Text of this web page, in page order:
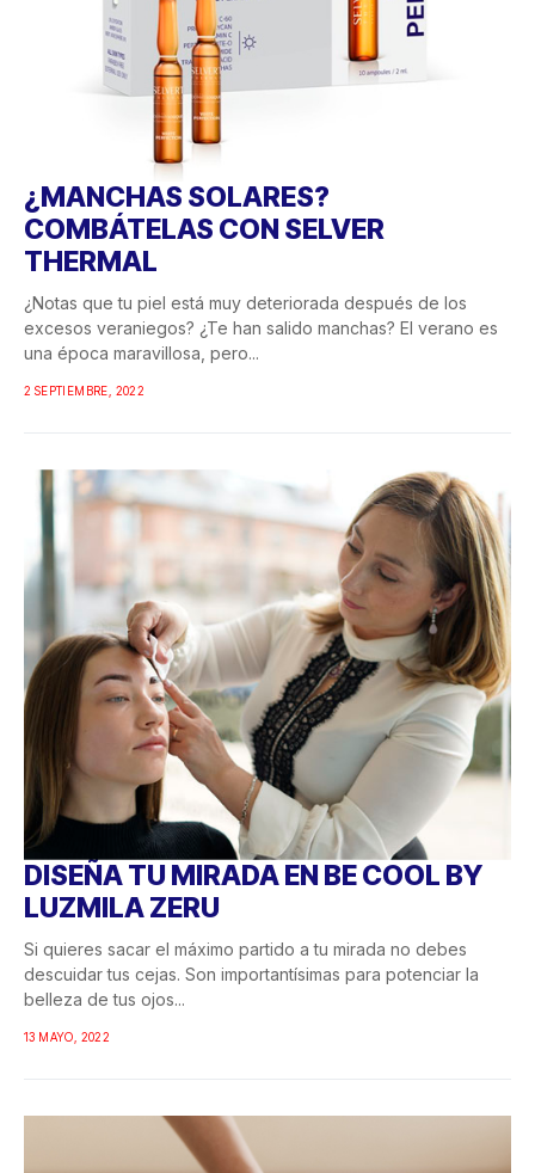
¿MANCHAS SOLARES?
COMBÁTELAS CON SELVER
THERMAL
¿Notas que tu piel está muy deteriorada después de los
excesos veraniegos? ¿Te han salido manchas? El verano es
una época maravillosa, pero...
2 SEPTIEMBRE, 2022
DISEÑA TU MIRADA EN BE COOL BY
LUZMILA ZERU
Si quieres sacar el máximo partido a tu mirada no debes
descuidar tus cejas. Son importantísimas para potenciar la
belleza de tus ojos...
13 MAYO, 2022